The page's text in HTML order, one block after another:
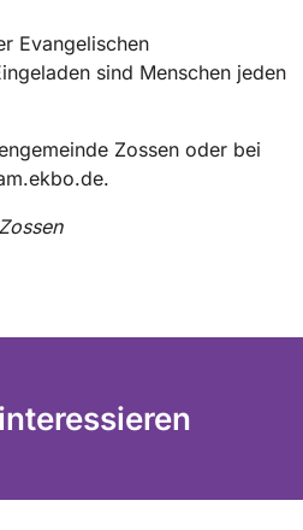
Evangelischen
sind Menschen jeden
Zossen oder bei